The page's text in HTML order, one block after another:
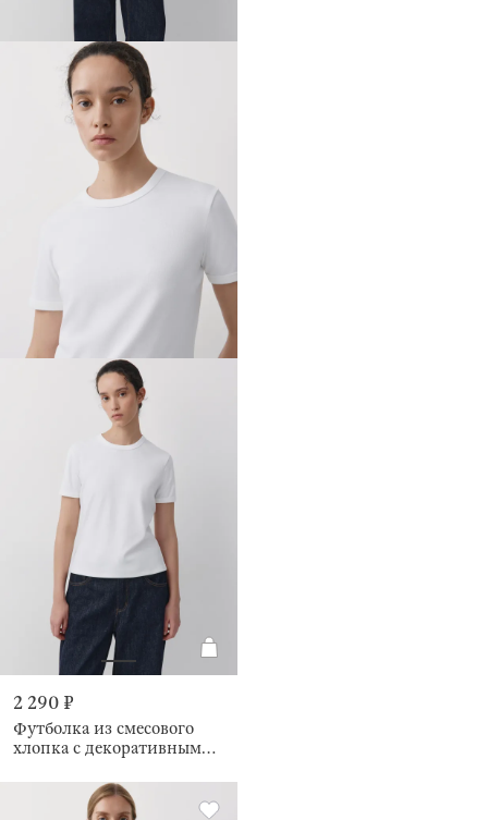
2 290 ₽
Футболка из смесового
хлопка с декоративным